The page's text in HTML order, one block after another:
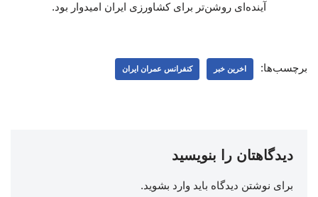
آینده‌ای روشن‌تر برای کشاورزی ایران امیدوار بود.
برچسب‌ها: اخرین خبر کنفرانس عمران ایران
دیدگاهتان را بنویسید
برای نوشتن دیدگاه باید وارد بشوید.